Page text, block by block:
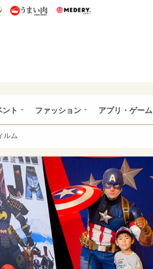
うまいパン うまい肉
ント ファッション アプリ・ゲーム
ルム